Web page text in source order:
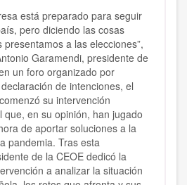
está preparado para seguir
pero diciendo las cosas
a las elecciones”,
Garamendi, presidente de
un foro organizado por
de intenciones, el
su intervención
que, en su opinión, han jugado
de aportar soluciones a la
pandemia. Tras esta
de la CEOE dedicó la
a analizar la situación